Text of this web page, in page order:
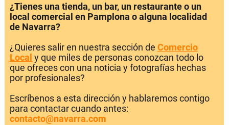
¿Tienes una tienda, un bar, un restaurante o un
local comercial en Pamplona o alguna localidad
de Navarra?
¿Quieres salir en nuestra sección de Comercio
Local y que miles de personas conozcan todo lo
que ofreces con una noticia y fotografías hechas
por profesionales?
Escríbenos a esta dirección y hablaremos contigo
para contactar cuando antes:
contacto@navarra.com